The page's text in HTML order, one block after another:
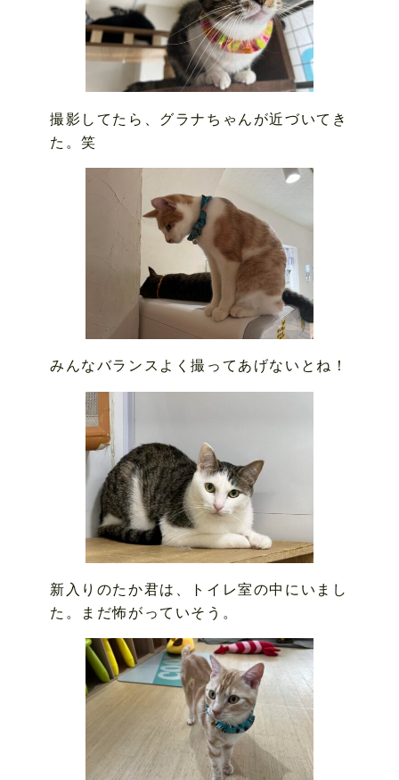
撮影してたら、グラナちゃんが近づいてき
た。笑
みんなバランスよく撮ってあげないとね！
新入りのたか君は、トイレ室の中にいまし
た。まだ怖がっていそう。